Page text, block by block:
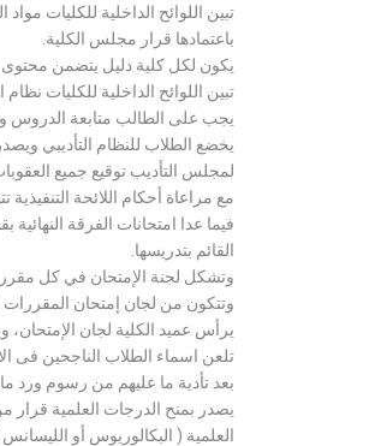
تبين اللوائح الداخلية للكليات
باعتمادها قرار مجلس الكلية.
يكون لكل كلية دليل يتضمن محتوى
تبين اللوائح الداخلية للكليات
يجب على الطالب متابعة الدروس
يخضع الطلاب للنظام التأديبي
لمجلس التأديب توقيع جميع
مع مراعاة أحكام اللائحة التنفيذية
فيما عدا امتحانات الفرقة
القائم بتدريسها.
وتشكل لجنة الإمتحان في كل
وتتكون من لجان إمتحان
يرأس عميد الكلية لجان الإمتحان،
تلعن اسماء الطلاب الناجحين فى
بعد تأدية ما عليهم من رسوم ورد
يصدر بمنح الدرجات العلمية
العلمية ( البكالوريوس أو الليسانس